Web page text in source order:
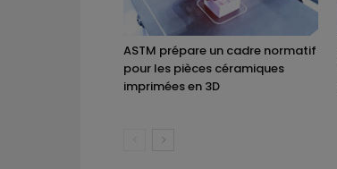
ASTM prépare un cadre normatif
pour les pièces céramiques
imprimées en 3D